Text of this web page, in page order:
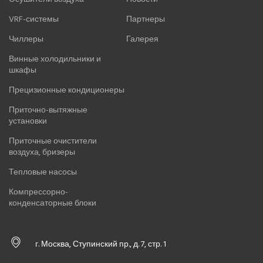
VRF-системы
Чиллеры
Винные холодильники и
шкафы
Прецизионные кондиционеры
Приточно-вытяжные
установки
Приточные очистители
воздуха, бризеры
Тепловые насосы
Компрессорно-
конденсаторные блоки
Партнеры
Галерея
г. Москва, Ступинский пр., д. 7, стр. 1